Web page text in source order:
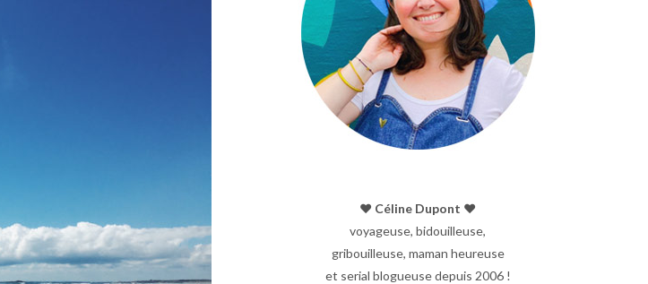
♥︎ Céline Dupont ♥︎
voyageuse, bidouilleuse,
gribouilleuse, maman heureuse
et serial blogueuse depuis 2006 !